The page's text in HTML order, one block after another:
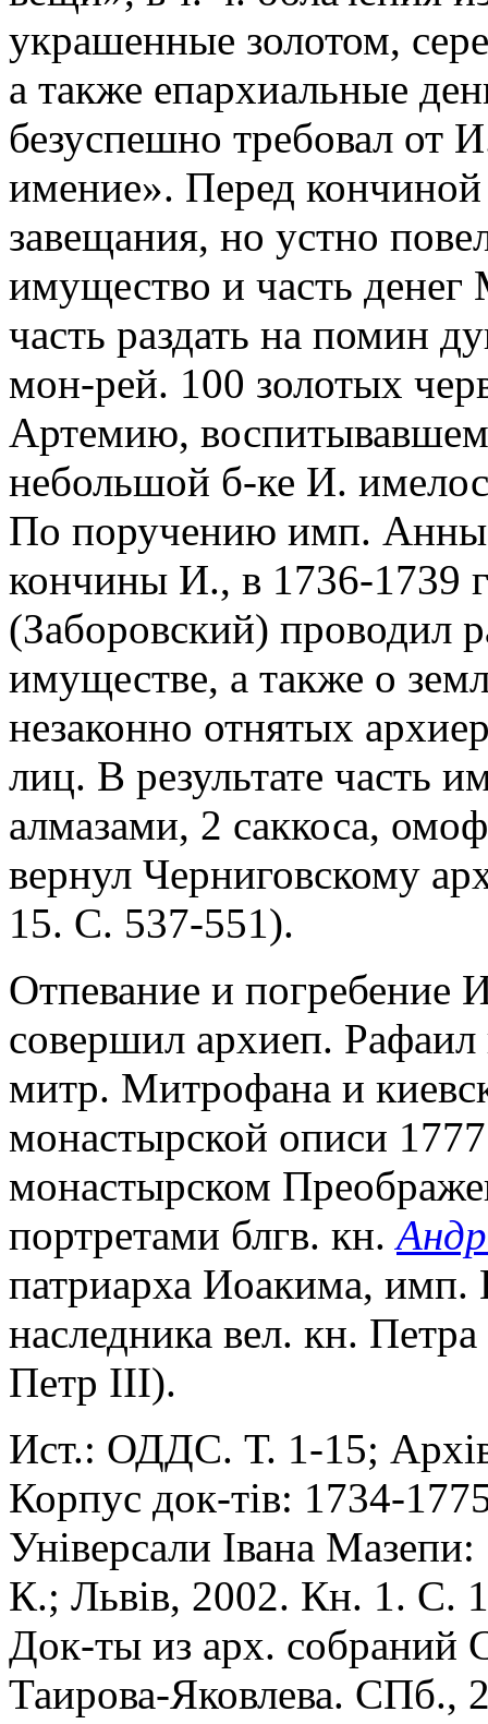
украшенные золотом,
а также епархиальные
безуспешно требовал от
имение». Перед
завещания, но устно
имущество и часть
часть раздать на помин
мон-рей. 100 золотых
Артемию,
небольшой б-ке И.
По поручению имп.
кончины И., в 1736-1739
(Заборовский) проводил
имуществе, а также о
незаконно отнятых
лиц. В результате часть
алмазами, 2 саккоса,
вернул Черниговскому
15. С. 537-551).
Отпевание и
совершил архиеп.
митр. Митрофана и
монастырской описи
монастырском
портретами блгв. кн.
патриарха Иоакима, имп.
наследника вел. кн.
Петр III).
Ист.: ОДДС. Т. 1-15;
Корпус док-тiв: 1734-
Унiверсали Iвана
К.; Львiв, 2002. Кн. 1. С.
Док-ты из арх. собраний
Таирова-Яковлева.